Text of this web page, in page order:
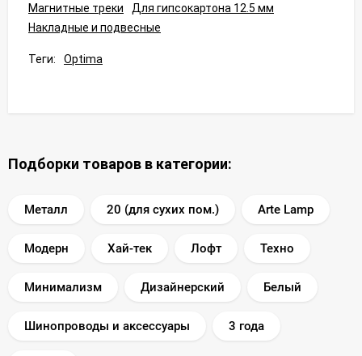
Магнитные треки
Для гипсокартона 12.5 мм
Накладные и подвесные
Теги: Optima
Подборки товаров в категории:
Металл 20 (для сухих пом.) Arte Lamp
Модерн Хай-тек Лофт Техно
Минимализм Дизайнерский Белый
Шинопроводы и аксессуары 3 года